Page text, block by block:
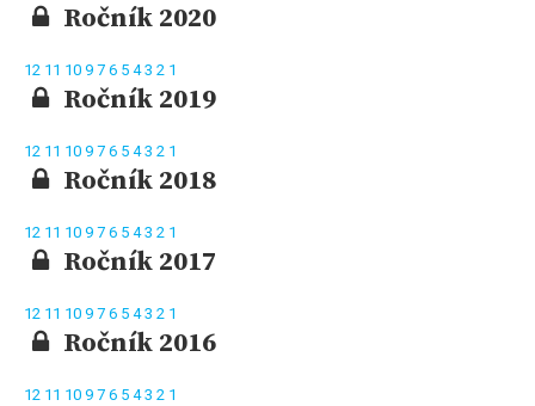
Ročník 2020
12 11 10 9 7 6 5 43 2 1
Ročník 2019
12 11 10 9 7 6 5 43 2 1
Ročník 2018
12 11 10 9 7 6 5 43 2 1
Ročník 2017
12 11 10 9 7 6 5 43 2 1
Ročník 2016
12 11 10 9 7 6 5 43 2 1